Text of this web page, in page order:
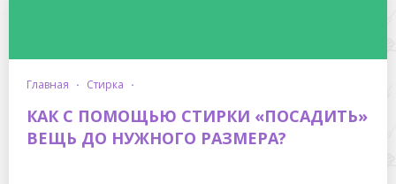
главная · стирка ·
КАК С ПОМОЩЬЮ СТИРКИ «ПОСАДИТЬ»
ВЕЩЬ ДО НУЖНОГО РАЗМЕРА?